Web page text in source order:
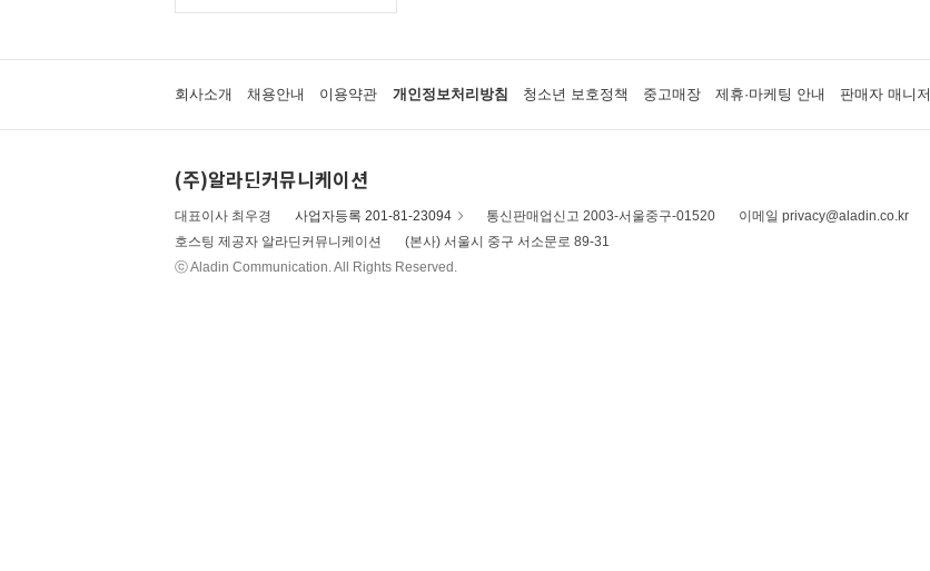
회사소개 채용안내 이용약관 개인정보처리방침 청소년 보호정책 중고매장 제휴·마케팅 안내 판매자 매니저
(주)알라딘커뮤니케이션
대표이사 최우경 사업자등록 201-81-23094 통신판매업신고 2003-서울중구-01520
이메일 privacy@aladin.co.kr
호스팅 제공자 알라딘커뮤니케이션
(본사) 서울시 중구 서소문로 89-31
ⓒ Aladin Communication. All Rights Reserved.